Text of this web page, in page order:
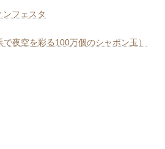
フェスタ
夜空を彩る100万個のシャボン玉）